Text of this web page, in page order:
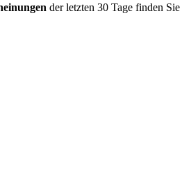
der letzten 30 Tage finden Sie